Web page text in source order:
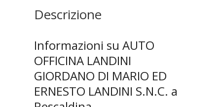
ERNESTO
S.N.C.
quantità
Descrizione
Informazioni su AUTO
OFFICINA LANDINI
GIORDANO DI MARIO ED
ERNESTO LANDINI S.N.C. a